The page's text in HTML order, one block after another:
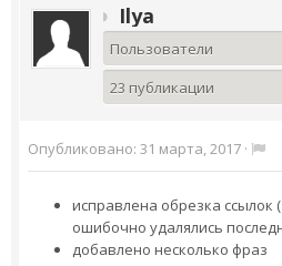
Ilya
Пользователи
23 публикации
Опубликовано: 31 марта, 2017 ·
исправлена обрезка ссылок
ошибочно удалялись
добавлено несколько фраз